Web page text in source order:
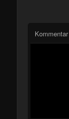
Kommentar